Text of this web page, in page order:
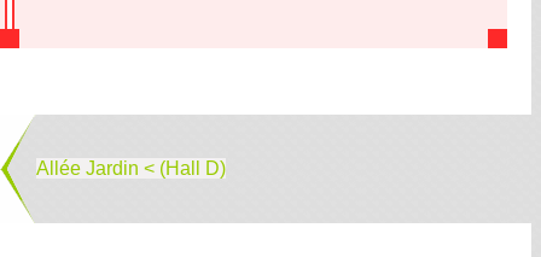
Allée Jardin < (Hall D)